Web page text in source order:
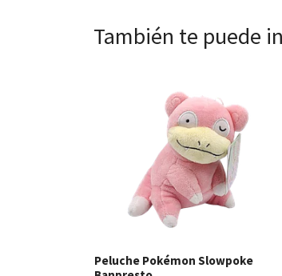
También te puede
Ver detalles
Peluche Pokémon Slowpoke